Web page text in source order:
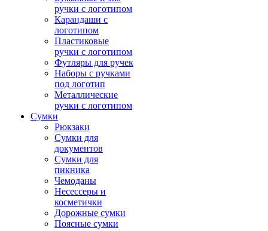
ручки с логотипом
Карандаши с
логотипом
Пластиковые
ручки с логотипом
Футляры для ручек
Наборы с ручками
под логотип
Металлические
ручки с логотипом
Сумки
Рюкзаки
Сумки для
документов
Сумки для
пикника
Чемоданы
Несессеры и
косметички
Дорожные сумки
Поясные сумки